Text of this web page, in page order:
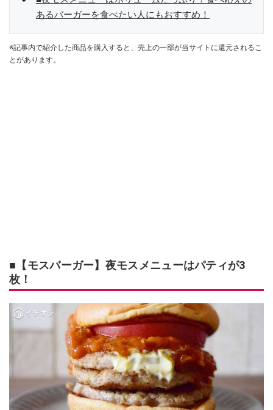
あるバーガーを食べたい人にもおすすめ！
※記事内で紹介した商品を購入すると、売上の一部が当サイトに還元されるこ
とがあります。
■【モスバーガー】夜モスメニューはパティが3
枚！